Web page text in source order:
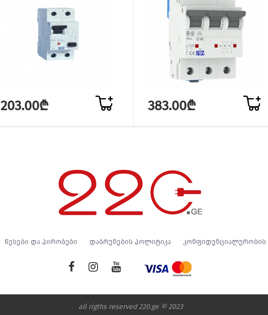
203.00₾ 383.00₾
წესები და პირობები დაბრუნების პოლიტიკა კონფიდენციალურობის
all rigths reserved 220.ge © 2023